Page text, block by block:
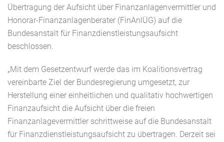
Übertragung der Aufsicht über Finanzanlagenvermittler und
Honorar-Finanzanlagenberater (FinAnlÜG) auf die
Bundesanstalt für Finanzdienstleistungsaufsicht
beschlossen.
„Mit dem Gesetzentwurf werde das im Koalitionsvertrag
vereinbarte Ziel der Bundesregierung umgesetzt, zur
Herstellung einer einheitlichen und qualitativ hochwertigen
Finanzaufsicht die Aufsicht über die freien
Finanzanlagevermittler schrittweise auf die Bundesanstalt
für Finanzdienstleistungsaufsicht zu übertragen. Derzeit sei